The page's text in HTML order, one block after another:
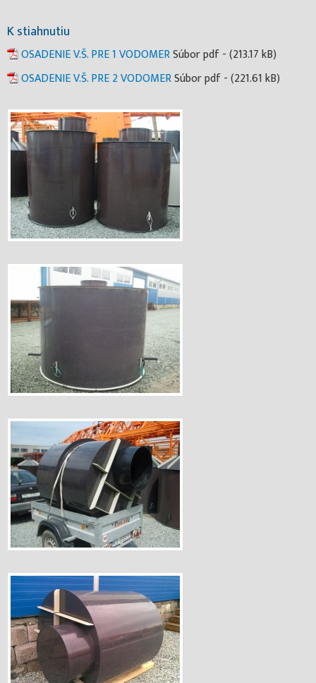
K stiahnutiu
OSADENIE V.Š. PRE 1 VODOMERSúbor pdf - (213.17 kB)
OSADENIE V.Š. PRE 2 VODOMERSúbor pdf - (221.61 kB)